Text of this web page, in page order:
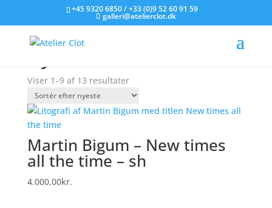
+45 9320 6850 / +33 (0)9 52 60 91 59
galleri@atelierclot.dk
Forside/Litografier til salg
Viser 1–9 af 13 resultaterSorteret
efter
seneste
Martin Bigum – New times
all the time – sh
4.000,00kr.